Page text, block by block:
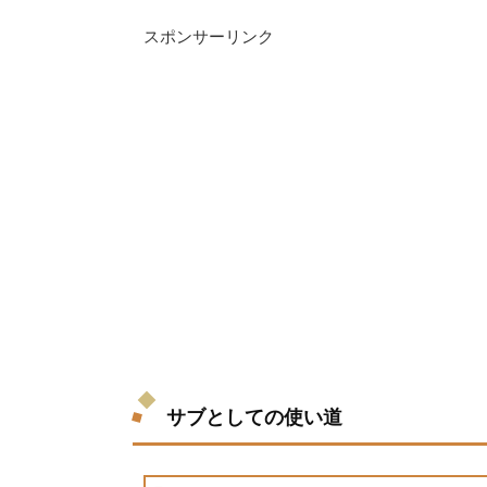
スポンサーリンク
サブとしての使い道